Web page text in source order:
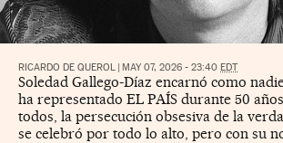
RICARDO DE QUEROL | MAY 07, 2026 - 23:40 EDT
Soledad Gallego-Díaz encarnó como
ha representado EL PAÍS durante 50
todos, la persecución obsesiva de la
se celebró por todo lo alto, pero con su